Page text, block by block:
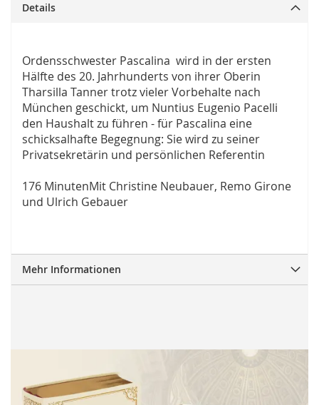
Details
Ordensschwester Pascalina wird in der ersten
Hälfte des 20. Jahrhunderts von ihrer Oberin
Tharsilla Tanner trotz vieler Vorbehalte nach
München geschickt, um Nuntius Eugenio Pacelli
den Haushalt zu führen - für Pascalina eine
schicksalhafte Begegnung: Sie wird zu seiner
Privatsekretärin und persönlichen Referentin
176 MinutenMit Christine Neubauer, Remo Girone
und Ulrich Gebauer
Mehr Informationen